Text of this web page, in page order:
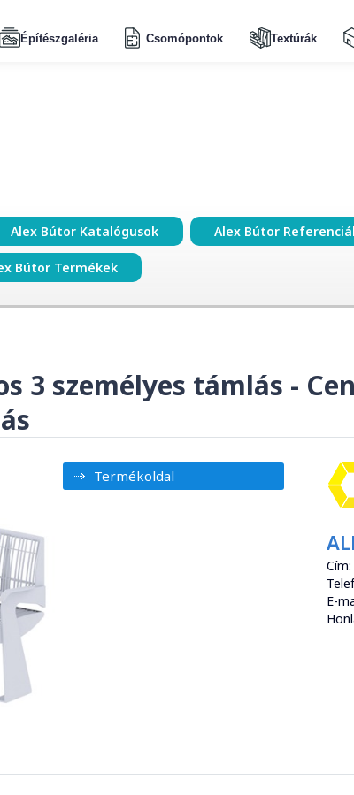
Építészgaléria Csomópontok Textúrák
Alex Bútor Katalógusok Alex Bútor
Bútor Termékek
3 személyes támlás -
Termékoldal
Cím:
E-